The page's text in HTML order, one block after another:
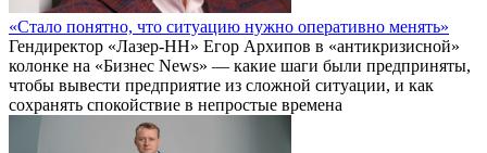
«Стало понятно, что ситуацию нужно оперативно менять»
Гендиректор «Лазер-НН» Егор Архипов в «антикризисной»
колонке на «Бизнес News» — какие шаги были предприняты,
чтобы вывести предприятие из сложной ситуации, и как
сохранять спокойствие в непростые времена